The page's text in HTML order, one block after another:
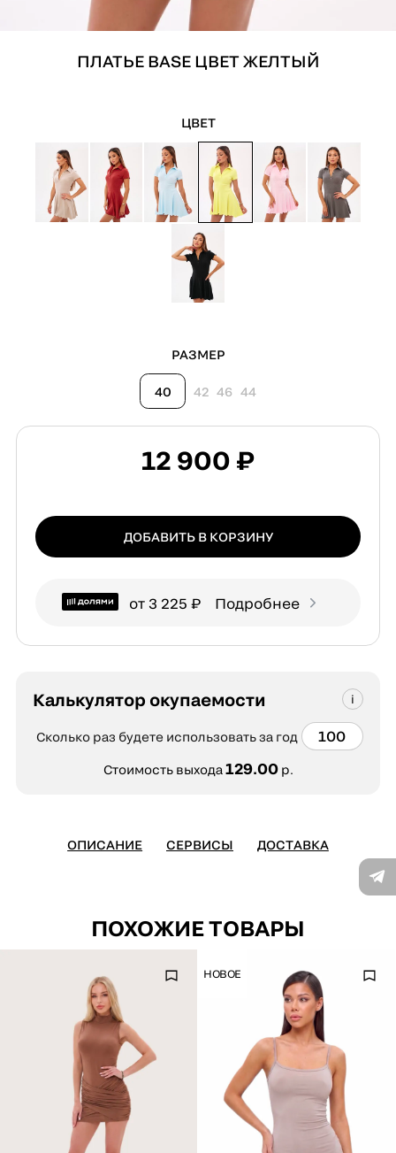
ПЛАТЬЕ BASE ЦВЕТ ЖЕЛТЫЙ
ЦВЕТ
РАЗМЕР
40 42 46 44
12 900 ₽
ДОБАВИТЬ В КОРЗИНУ
от 3 225 ₽ Подробнее
Калькулятор окупаемости
Сколько раз будете использовать за год
Стоимость выхода129.00р.
ОПИСАНИЕ СЕРВИСЫ ДОСТАВКА
ПОХОЖИЕ ТОВАРЫ
НОВОЕ